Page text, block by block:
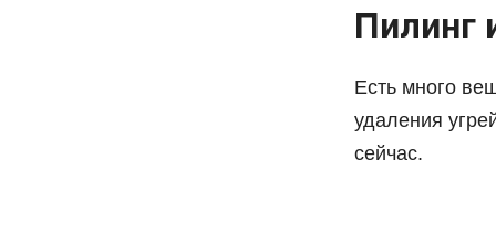
Пилинг
Есть много
удаления
сейчас.